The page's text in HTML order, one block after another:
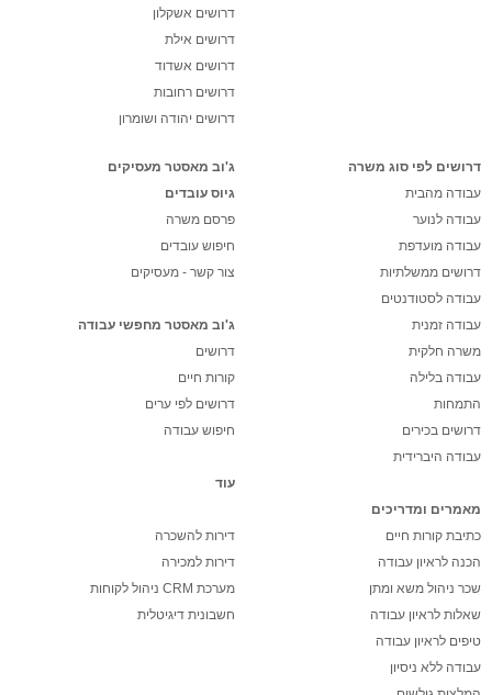
דרושים אשקלון
דרושים אילת
דרושים אשדוד
דרושים רחובות
דרושים יהודה ושומרון
דרושים לפי סוג משרה
עבודה מהבית
עבודה לנוער
עבודה מועדפת
דרושים ממשלתיות
עבודה לסטודנטים
עבודה זמנית
משרה חלקית
עבודה בלילה
התמחות
דרושים בכירים
עבודה היברידית
מאמרים ומדריכים
כתיבת קורות חיים
הכנה לראיון עבודה
שכר ניהול משא ומתן
שאלות לראיון עבודה
טיפים לראיון עבודה
עבודה ללא ניסיון
ג'וב מאסטר מעסיקים
גיוס עובדים
פרסם משרה
חיפוש עובדים
צור קשר - מעסיקים
ג'וב מאסטר מחפשי עבודה
דרושים
קורות חיים
דרושים לפי ערים
חיפוש עבודה
עוד
דירות להשכרה
דירות למכירה
מערכת CRM ניהול לקוחות
חשבונית דיגיטלית